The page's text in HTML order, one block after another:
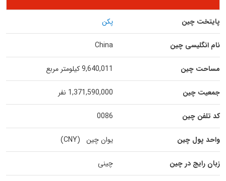
پایتخت چین پکن
نام انگلیسی چین China
مساحت چین 9,640,011 کیلومتر مربع
جمعیت چین 1,371,590,000 نفر
کد تلفن چین 0086
واحد پول چین یوان چین (CNY)
زبان رایج در چین چینی